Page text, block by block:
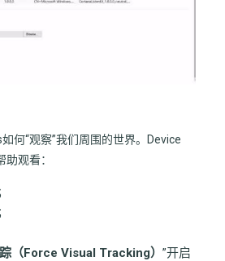
何“观察”我们周围的世界。Device
观看：
（Force Visual Tracking） ”开启